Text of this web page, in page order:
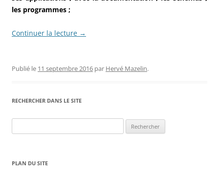
les programmes ;
Continuer la lecture →
Publié le 11 septembre 2016 par Hervé Mazelin.
RECHERCHER DANS LE SITE
PLAN DU SITE